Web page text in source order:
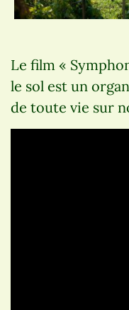
Le film «
le sol est un
de toute vie sur